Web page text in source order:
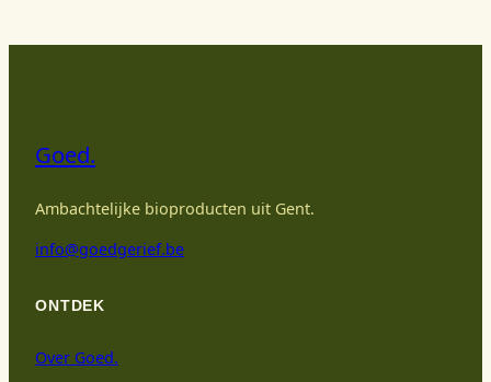
Goed.
Ambachtelijke bioproducten uit Gent.
info@goedgerief.be
ONTDEK
Over Goed.